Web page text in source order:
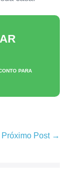
PARA
Próximo Post →